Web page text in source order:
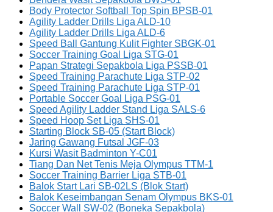
Body Protector Softball Top Spin BPSB-01
Agility Ladder Drills Liga ALD-10
Agility Ladder Drills Liga ALD-6
Speed Ball Gantung Kulit Fighter SBGK-01
Soccer Training Goal Liga STG-01
Papan Strategi Sepakbola Liga PSSB-01
Speed Training Parachute Liga STP-02
Speed Training Parachute Liga STP-01
Portable Soccer Goal Liga PSG-01
Speed Agility Ladder Stand Liga SALS-6
Speed Hoop Set Liga SHS-01
Starting Block SB-05 (Start Block)
Jaring Gawang Futsal JGF-03
Kursi Wasit Badminton Y-C01
Tiang Dan Net Tenis Meja Olympus TTM-1
Soccer Training Barrier Liga STB-01
Balok Start Lari SB-02LS (Blok Start)
Balok Keseimbangan Senam Olympus BKS-01
Soccer Wall SW-02 (Boneka Sepakbola)